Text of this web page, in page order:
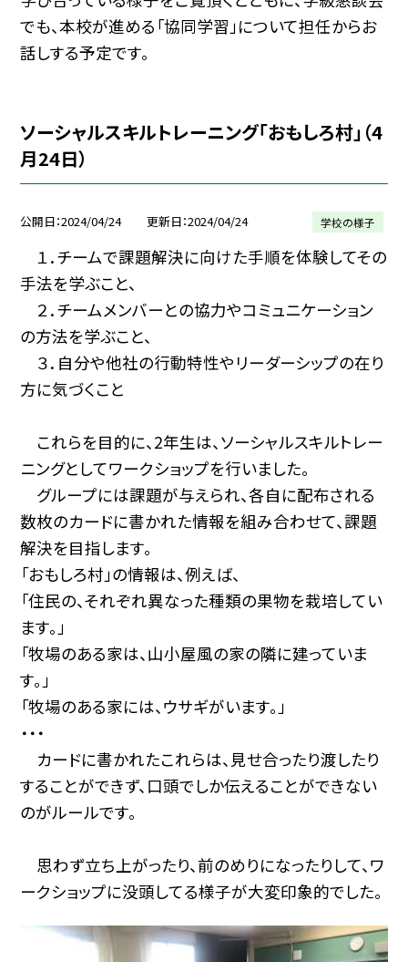
でも、本校が進める「協同学習」について担任からお
話しする予定です。
ソーシャルスキルトレーニング「おもしろ村」（4
月24日）
公開日 2024/04/24 更新日 2024/04/24 学校の様子
１．チームで課題解決に向けた手順を体験してその
手法を学ぶこと、
２．チームメンバーとの協力やコミュニケーション
の方法を学ぶこと、
３．自分や他社の行動特性やリーダーシップの在り
方に気づくこと
これらを目的に、2年生は、ソーシャルスキルトレー
ニングとしてワークショップを行いました。
グループには課題が与えられ、各自に配布される
数枚のカードに書かれた情報を組み合わせて、課題
解決を目指します。
「おもしろ村」の情報は、例えば、
「住民の、それぞれ異なった種類の果物を栽培してい
ます。」
「牧場のある家は、山小屋風の家の隣に建っていま
す。」
「牧場のある家には、ウサギがいます。」
・・・
カードに書かれたこれらは、見せ合ったり渡したり
することができず、口頭でしか伝えることができない
のがルールです。
思わず立ち上がったり、前のめりになったりして、ワ
ークショップに没頭してる様子が大変印象的でした。